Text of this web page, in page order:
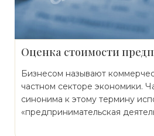
Оценка стоимости
Бизнесом называют
частном секторе экономики.
синонима к этому термину
«предпринимательская